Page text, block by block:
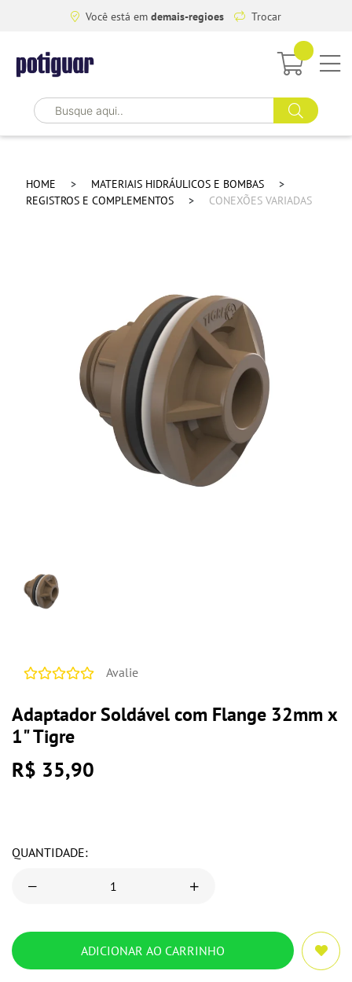
Você está em demais-regioes Trocar
HOME
MATERIAIS HIDRÁULICOS E BOMBAS
REGISTROS E COMPLEMENTOS
CONEXÕES VARIADAS
Avalie
Adaptador Soldável com Flange 32mm x
1" Tigre
R$ 35,90
QUANTIDADE: